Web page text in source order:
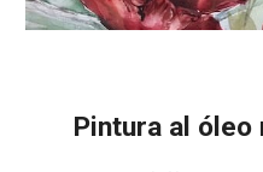
Pintura al óleo